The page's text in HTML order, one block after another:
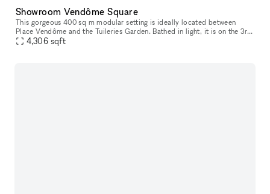
Showroom Vendôme Square
This gorgeous 400 sq m modular setting is ideally located between
Place Vendôme and the Tuileries Garden. Bathed in light, it is on the 3rd
floor of a prestigious building. With a ceiling height of
4,306 sqft